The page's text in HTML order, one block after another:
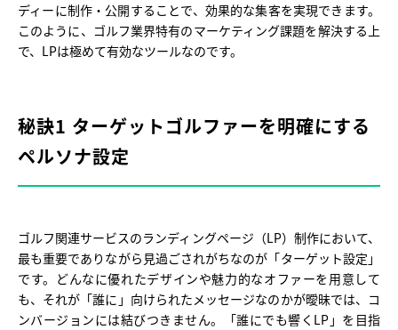
ディーに制作・公開することで、効果的な集客を実現できます。
このように、ゴルフ業界特有のマーケティング課題を解決する上
で、LPは極めて有効なツールなのです。
秘訣1 ターゲットゴルファーを明確にする
ペルソナ設定
ゴルフ関連サービスのランディングページ（LP）制作において、
最も重要でありながら見過ごされがちなのが「ターゲット設定」
です。どんなに優れたデザインや魅力的なオファーを用意して
も、それが「誰に」向けられたメッセージなのかが曖昧では、コ
ンバージョンには結びつきません。「誰にでも響くLP」を目指